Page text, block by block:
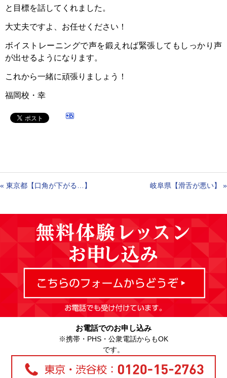
と目標を話してくれました。
大丈夫ですよ、お任せください！
ボイストレーニングで声を鍛えれば緊張してもしっかり声
が出せるようになります。
これから一緒に頑張りましょう！
福岡校・幸
« 東京都【口角が下がる…】 岐阜県【滑舌が悪い】 »
お電話でのお申し込み
※携帯・PHS・公衆電話からもOK
です。